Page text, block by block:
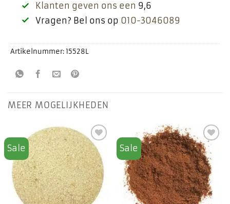
Klanten geven ons een 9,6
Vragen? Bel ons op 010-3046089
Artikelnummer:15528L
MEER MOGELIJKHEDEN
Sale
Toevoegen
aan
favorieten
Sale
Toevoegen
aan
favorieten